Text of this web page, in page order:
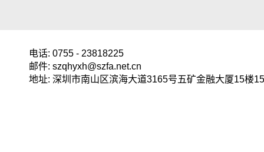
电话: 0755 - 23818225
邮件: szqhyxh@szfa.net.cn
地址: 深圳市南山区滨海大道3165号五矿金融大厦15楼